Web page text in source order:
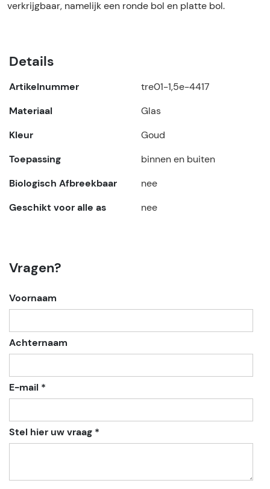
verkrijgbaar, namelijk een ronde bol en platte bol.
Details
Artikelnummer
tre01-1,5e-4417
Materiaal
Glas
Kleur
Goud
Toepassing
binnen en buiten
Biologisch Afbreekbaar
nee
Geschikt voor alle as
nee
Vragen?
Voornaam
Achternaam
E-mail *
Stel hier uw vraag *